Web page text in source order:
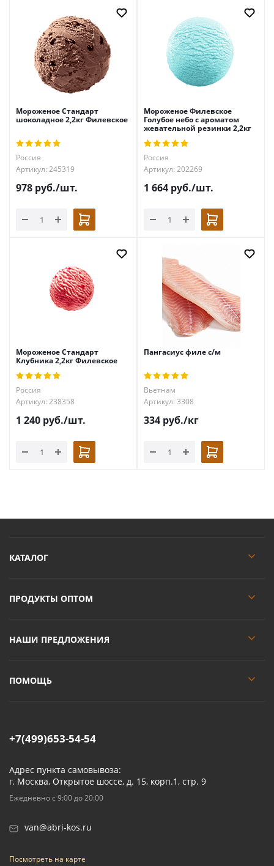
Мороженое Стандарт
шоколадное 2,2кг Филевское
Россия
Артикул: 245319
978 руб./шт.
Мороженое Филевское
Голубое небо с ароматом
жевательной резинки 2,2кг
Россия
Артикул: 202269
1 664 руб./шт.
Мороженое Стандарт
Клубника 2,2кг Филевское
Россия
Артикул: 238358
1 240 руб./шт.
Пангасиус филе с/м
Вьетнам
Артикул: 3308
334 руб./кг
КАТАЛОГ
ПРОДУКТЫ ОПТОМ
НАШИ ПРЕДЛОЖЕНИЯ
ПОМОЩЬ
+7(499)653-54-54
Адрес пункта самовывоза:
г. Москва, Открытое шоссе, д. 15, корп.1, стр. 9
Ежедневно с 9:00 до 20:00
van@abri-kos.ru
Посмотреть на карте